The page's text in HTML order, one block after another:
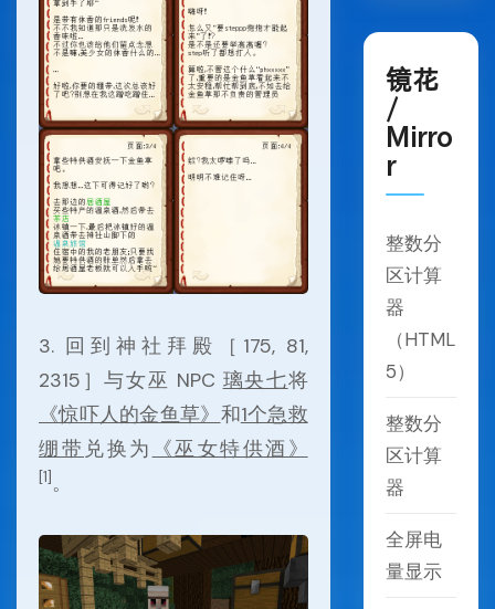
3. 回到神社拜殿［175, 81,
2315］与女巫 NPC 璃央七将
《惊吓人的金鱼草》 和1个急救
绷带兑换为 《巫女特供酒》
[1] 。
镜花
/
Mirro
r
整数分
区计算
器
（HTML
5）
整数分
区计算
器
全屏电
量显示